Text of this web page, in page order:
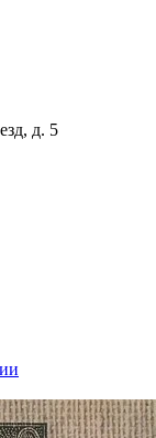
д. 5